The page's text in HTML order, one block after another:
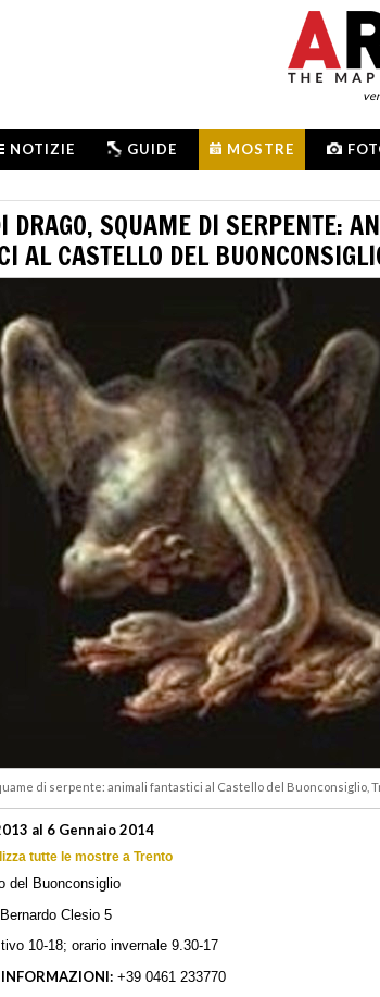
NOTIZIE GUIDE MOSTRE
DRAGO, SQUAME DI SERPENTE:
AL CASTELLO DEL
di serpente: animali fantastici al Castello del Buonconsiglio,
al 6 Gennaio 2014
tutte le mostre a Trento
del Buonconsiglio
Clesio 5
10-18; orario invernale 9.30-17
INFORMAZIONI: +39 0461 233770